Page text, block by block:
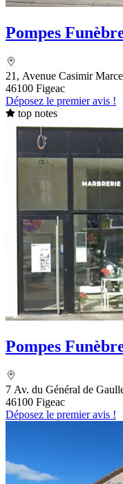
Pompes
21, Avenue Casimir
46100 Figeac
Déposez le premier avis !
top notes
Pompes
7 Av. du Général de
46100 Figeac
Déposez le premier avis !